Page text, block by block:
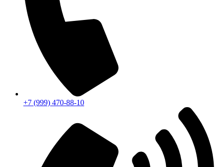
+7 (999) 470-88-10